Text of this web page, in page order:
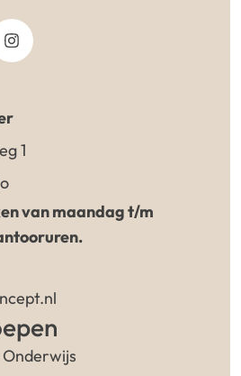
1
van maandag t/m